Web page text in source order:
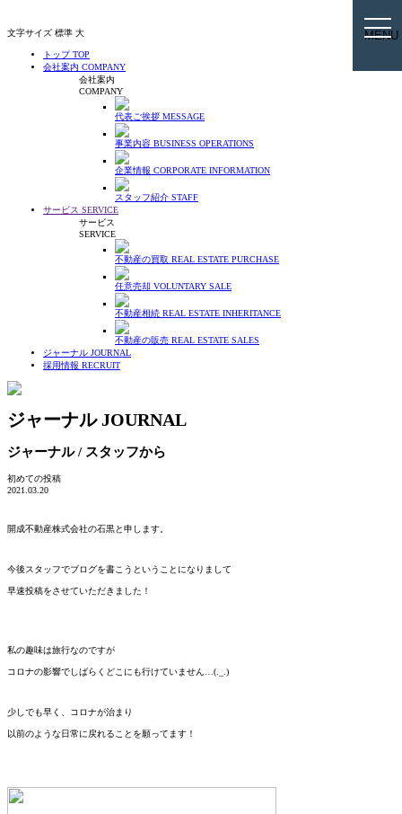
文字サイズ 標準 大
トップ TOP
会社案内 COMPANY
会社案内
COMPANY
代表ご挨拶 MESSAGE
事業内容 BUSINESS OPERATIONS
企業情報 CORPORATE INFORMATION
スタッフ紹介 STAFF
サービス SERVICE
サービス
SERVICE
不動産の買取 REAL ESTATE PURCHASE
任意売却 VOLUNTARY SALE
不動産相続 REAL ESTATE INHERITANCE
不動産の販売 REAL ESTATE SALES
ジャーナル JOURNAL
採用情報 RECRUIT
MENU
ジャーナルJOURNAL
ジャーナル / スタッフから
初めての投稿
2021.03.20
開成不動産株式会社の石黒と申します。
今後スタッフでブログを書こうということになりまして
早速投稿をさせていただきました！
私の趣味は旅行なのですが
コロナの影響でしばらくどこにも行けていません…(._.)
少しでも早く、コロナが治まり
以前のような日常に戻れることを願ってます！